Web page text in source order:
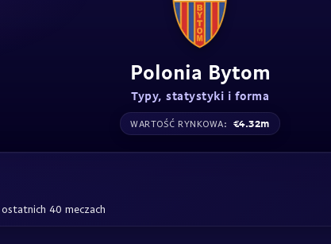
Polonia Bytom
Typy, statystyki i forma
WARTOŚĆ RYNKOWA: €4.32m
40 meczach